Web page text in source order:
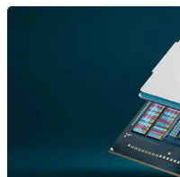
Wear Elite.